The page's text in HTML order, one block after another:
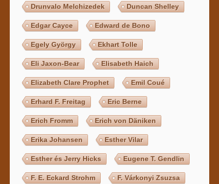
Drunvalo Melchizedek Duncan Shelley
Edgar Cayce Edward de Bono
Egely György Ekhart Tolle
Eli Jaxon-Bear Elisabeth Haich
Elizabeth Clare Prophet Emil Coué
Erhard F. Freitag Eric Berne
Erich Fromm Erich von Däniken
Erika Johansen Esther Vilar
Esther és Jerry Hicks Eugene T. Gendlin
F. E. Eckard Strohm F. Várkonyi Zsuzsa